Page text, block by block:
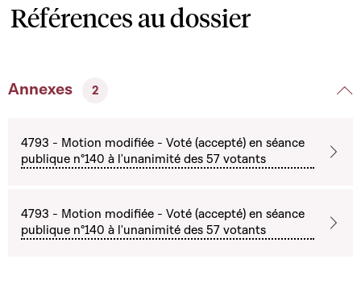
Références au dossier
Annexes 2
4793 - Motion modifiée - Voté (accepté) en séance
publique n°140 à l'unanimité des 57 votants
4793 - Motion modifiée - Voté (accepté) en séance
publique n°140 à l'unanimité des 57 votants